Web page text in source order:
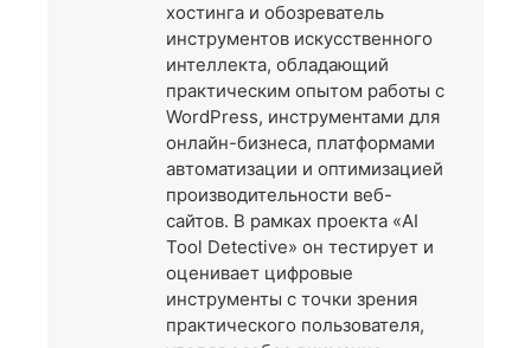
хостинга и обозреватель
инструментов искусственного
интеллекта, обладающий
практическим опытом работы с
WordPress, инструментами для
онлайн-бизнеса, платформами
автоматизации и оптимизацией
производительности веб-
сайтов. В рамках проекта «AI
Tool Detective» он тестирует и
оценивает цифровые
инструменты с точки зрения
практического пользователя,